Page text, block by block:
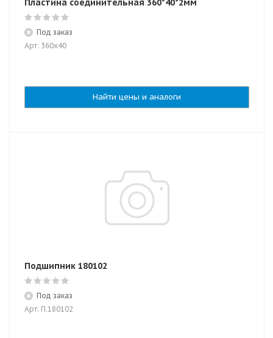
Пластина соединительная 360*40*2мм
Под заказ
Арт: 360х40
Найти цены и аналоги
Подшипник 180102
Под заказ
Арт: П.180102